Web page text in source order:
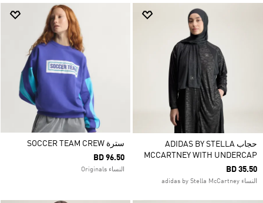
حجاب ADIDAS BY STELLA
MCCARTNEY WITH UNDERCAP
BD 35.50
النساء adidas by Stella McCartney
سترة SOCCER TEAM CREW
BD 96.50
النساء Originals